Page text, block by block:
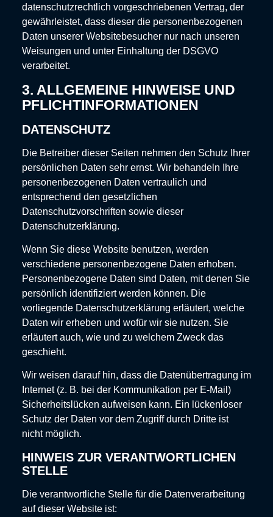
datenschutzrechtlich vorgeschriebenen Vertrag, der
gewährleistet, dass dieser die personenbezogenen
Daten unserer Websitebesucher nur nach unseren
Weisungen und unter Einhaltung der DSGVO
verarbeitet.
3. ALLGEMEINE HINWEISE UND
PFLICHT­INFORMATIONEN
DATENSCHUTZ
Die Betreiber dieser Seiten nehmen den Schutz Ihrer
persönlichen Daten sehr ernst. Wir behandeln Ihre
personenbezogenen Daten vertraulich und
entsprechend den gesetzlichen
Datenschutzvorschriften sowie dieser
Datenschutzerklärung.
Wenn Sie diese Website benutzen, werden
verschiedene personenbezogene Daten erhoben.
Personenbezogene Daten sind Daten, mit denen Sie
persönlich identifiziert werden können. Die
vorliegende Datenschutzerklärung erläutert, welche
Daten wir erheben und wofür wir sie nutzen. Sie
erläutert auch, wie und zu welchem Zweck das
geschieht.
Wir weisen darauf hin, dass die Datenübertragung im
Internet (z. B. bei der Kommunikation per E-Mail)
Sicherheitslücken aufweisen kann. Ein lückenloser
Schutz der Daten vor dem Zugriff durch Dritte ist
nicht möglich.
HINWEIS ZUR VERANTWORTLICHEN
STELLE
Die verantwortliche Stelle für die Datenverarbeitung
auf dieser Website ist: